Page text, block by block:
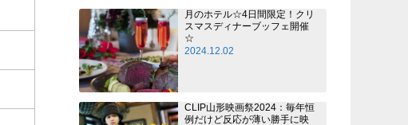
月のホテル☆4日間限定！クリ
スマスディナーブッフェ開催
☆
2024.12.02
CLIP山形映画祭2024：毎年恒
例だけど反応が薄い勝手に映